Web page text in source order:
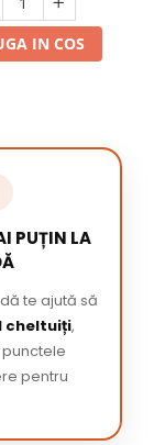
IN COS
PUȚIN LA
te ajută să
cheltuiți,
punctele
pentru